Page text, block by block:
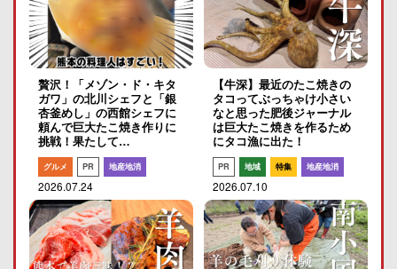
贅沢！「メゾン・ド・キタ
ガワ」の北川シェフと「銀
杏釜めし」の西館シェフに
頼んで巨大たこ焼き作りに
挑戦！果たして…
グルメ PR 地産地消
2026.07.24
【牛深】最近のたこ焼きの
タコってぶっちゃけ小さい
なと思った肥後ジャーナル
は巨大たこ焼きを作るため
にタコ漁に出た！
PR 地域 特集 地産地消
2026.07.10